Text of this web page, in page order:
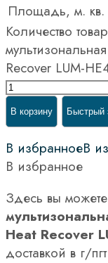
Площадь, м. кв.
Количество
Recover LUM-
В корзину Быстрый
В избранноеВ
В избранное
Здесь вы можете
Heat Recover
доставкой в г/